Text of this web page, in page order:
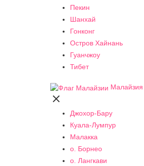
Пекин
Шанхай
Гонконг
Остров Хайнань
Гуанчжоу
Тибет
Малайзия

Джохор-Бару
Куала-Лумпур
Малакка
о. Борнео
о. Лангкави